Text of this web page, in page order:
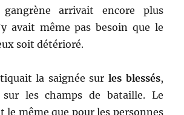
arrivait encore plus
avait même pas besoin que le
soit détérioré.
la saignée sur les blessés,
les champs de bataille. Le
le même que pour les personnes